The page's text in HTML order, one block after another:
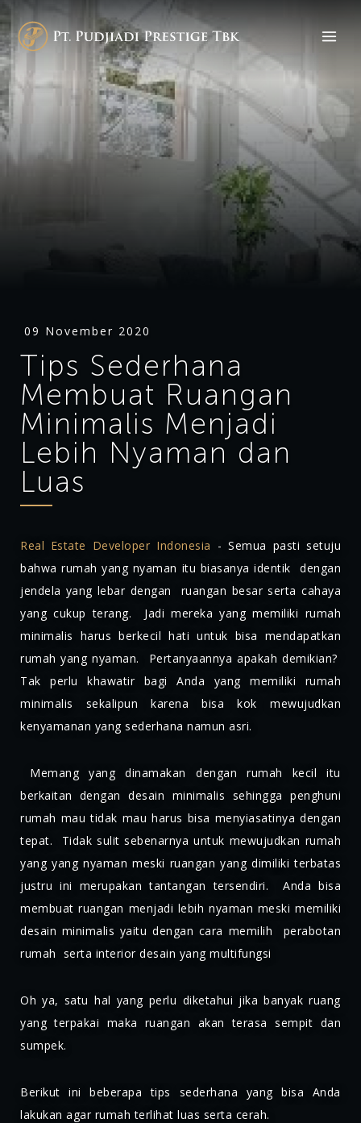
09 November 2020
Tips Sederhana
Membuat Ruangan
Minimalis Menjadi
Lebih Nyaman dan
Luas
Real Estate Developer Indonesia - Semua pasti setuju
bahwa rumah yang nyaman itu biasanya identik dengan
jendela yang lebar dengan ruangan besar serta cahaya
yang cukup terang. Jadi mereka yang memiliki rumah
minimalis harus berkecil hati untuk bisa mendapatkan
rumah yang nyaman. Pertanyaannya apakah demikian?
Tak perlu khawatir bagi Anda yang memiliki rumah
minimalis sekalipun karena bisa kok mewujudkan
kenyamanan yang sederhana namun asri.
Memang yang dinamakan dengan rumah kecil itu
berkaitan dengan desain minimalis sehingga penghuni
rumah mau tidak mau harus bisa menyiasatinya dengan
tepat. Tidak sulit sebenarnya untuk mewujudkan rumah
yang yang nyaman meski ruangan yang dimiliki terbatas
justru ini merupakan tantangan tersendiri. Anda bisa
membuat ruangan menjadi lebih nyaman meski memiliki
desain minimalis yaitu dengan cara memilih perabotan
rumah serta interior desain yang multifungsi
Oh ya, satu hal yang perlu diketahui jika banyak ruang
yang terpakai maka ruangan akan terasa sempit dan
sumpek.
Berikut ini beberapa tips sederhana yang bisa Anda
lakukan agar rumah terlihat luas serta cerah.